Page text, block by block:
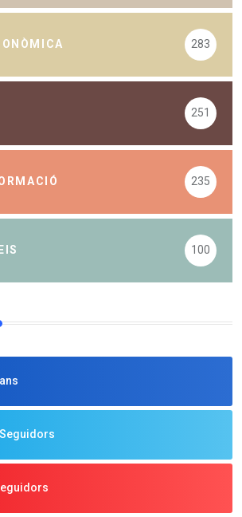
283
251
235
100
Seguidors